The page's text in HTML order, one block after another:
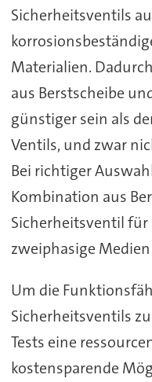
Sicherheitsventils
Materialien.
aus Berstscheibe
günstiger sein als
Ventils, und zwar
Bei richtiger
Kombination aus
Sicherheitsventil für
zweiphasige
Um die
Sicherheitsventils
Tests eine
kostensparende